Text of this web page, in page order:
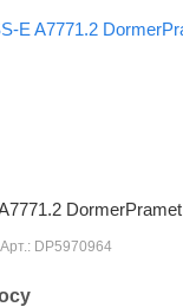
DormerPramet
Арт.: DP5970964